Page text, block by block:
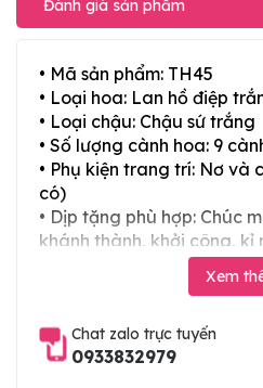
Đánh giá sản phẩm
• Mã sản phẩm: TH45
• Loại hoa: Lan hồ điệp
• Loại chậu: Chậu sứ trắng
• Số lượng cành hoa: 9
• Phụ kiện trang trí: Nơ và
có)
• Dịp tặng phù hợp: Chúc
khánh thành, khởi công, kỉ
thọ, mừng cưới, tân gia
Xem
Chat zalo trực tuyến
0933832979